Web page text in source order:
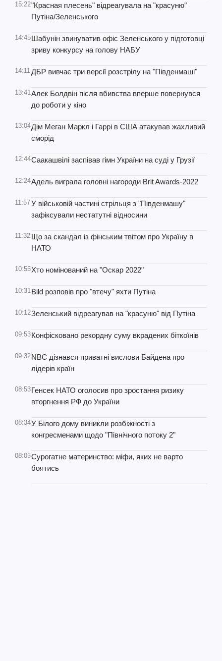
15:22"Красная плесень" відреагувала на "красуню"
Путіна/Зеленського
14:45Шабунін звинуватив офіс Зеленського у підготовці
зриву конкурсу на голову НАБУ
14:11ДБР вивчає три версії розстрілу на "Південмаші"
13:41Алек Болдвін після вбивства вперше повернувся
до роботи у кіно
13:04Дім Меган Маркл і Гаррі в США атакував жахливий
сморід
12:44Саакашвілі заспівав гімн України на суді у Грузії
12:24Адель виграла головні нагороди Brit Awards-2022
11:57У військовій частині стрільця з "Південмашу"
зафіксували нестатутні відносини
11:32 Що за скандал із фінським твітом про Україну в
НАТО
10:55Хто номінований на "Оскар 2022"
10:31Bild розповів про "втечу" яхти Путіна
10:12Зеленський відреагував на "красуню" від Путіна
09:53Конфісковано рекордну суму вкрадених біткоїнів
09:32NBC дізнався приватні вислови Байдена про
лідерів країн
08:53Генсек НАТО оголосив про зростання ризику
вторгнення РФ до України
08:34У Білого дому виникли розбіжності з
конгресменами щодо "Північного потоку 2"
08:05Сурогатне материнство: міфи, яких не варто
боятись